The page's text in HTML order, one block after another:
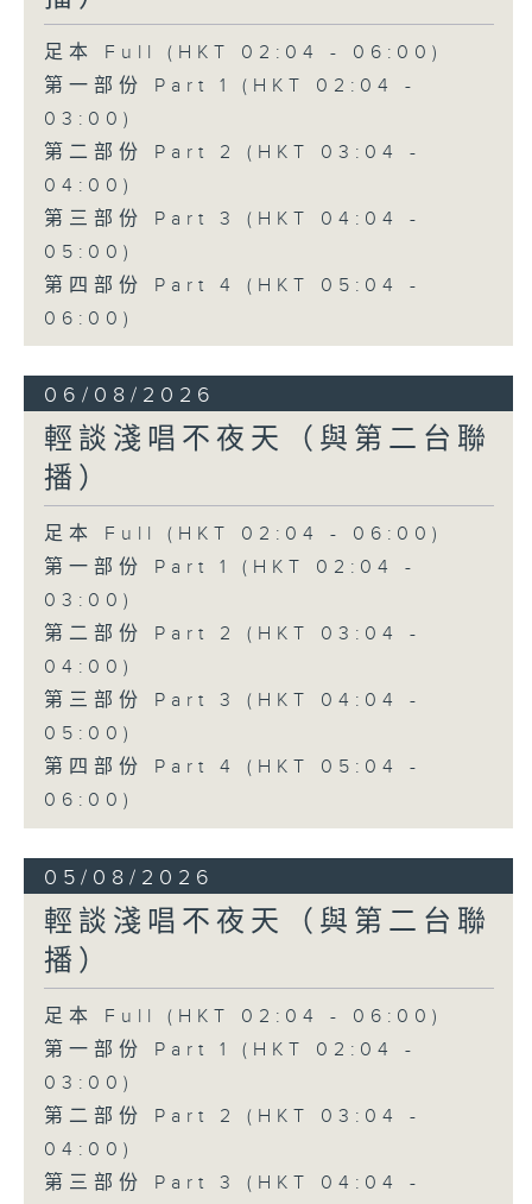
足本 Full (HKT 02:04 - 06:00)
第一部份 Part 1 (HKT 02:04 -
03:00)
第二部份 Part 2 (HKT 03:04 -
04:00)
第三部份 Part 3 (HKT 04:04 -
05:00)
第四部份 Part 4 (HKT 05:04 -
06:00)
06/08/2026
輕談淺唱不夜天（與第二台聯
播）
足本 Full (HKT 02:04 - 06:00)
第一部份 Part 1 (HKT 02:04 -
03:00)
第二部份 Part 2 (HKT 03:04 -
04:00)
第三部份 Part 3 (HKT 04:04 -
05:00)
第四部份 Part 4 (HKT 05:04 -
06:00)
05/08/2026
輕談淺唱不夜天（與第二台聯
播）
足本 Full (HKT 02:04 - 06:00)
第一部份 Part 1 (HKT 02:04 -
03:00)
第二部份 Part 2 (HKT 03:04 -
04:00)
第三部份 Part 3 (HKT 04:04 -